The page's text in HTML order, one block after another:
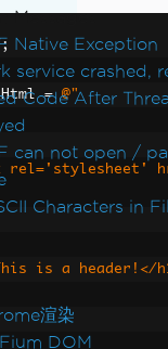
Messages
Native Exception
service crashed,
Code After
can not open /
Characters in
渲染
DOM
;
=
@"
<h1>This is a header!</